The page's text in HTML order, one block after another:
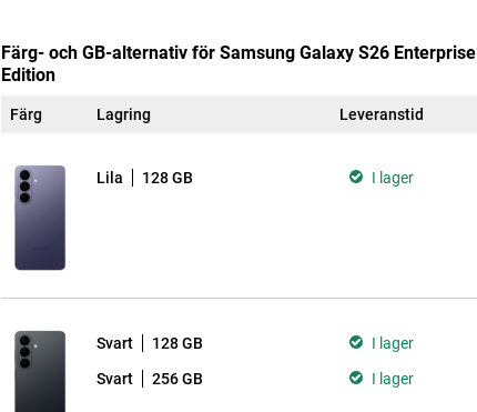
Färg- och GB-alternativ för Samsung Galaxy S26 Enterprise
Edition
Färg Lagring Leveranstid
Lila 128 GB I lager
Svart 128 GB I lager
Svart 256 GB I lager